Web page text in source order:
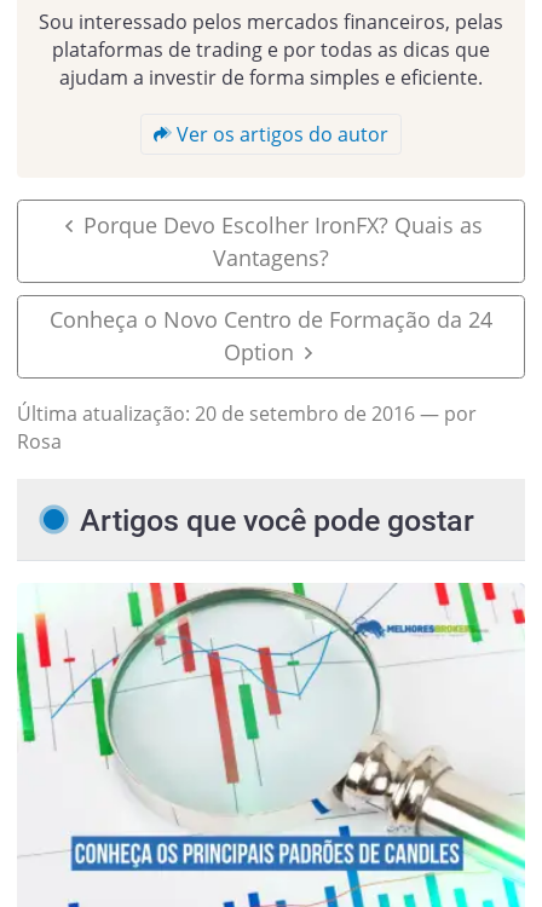
Sou interessado pelos mercados financeiros, pelas
plataformas de trading e por todas as dicas que
ajudam a investir de forma simples e eficiente.
Ver os artigos do autor
Porque Devo Escolher IronFX? Quais as
Vantagens?
Conheça o Novo Centro de Formação da 24
Option
Última atualização: 20 de setembro de 2016— por
Rosa
Artigos que você pode gostar